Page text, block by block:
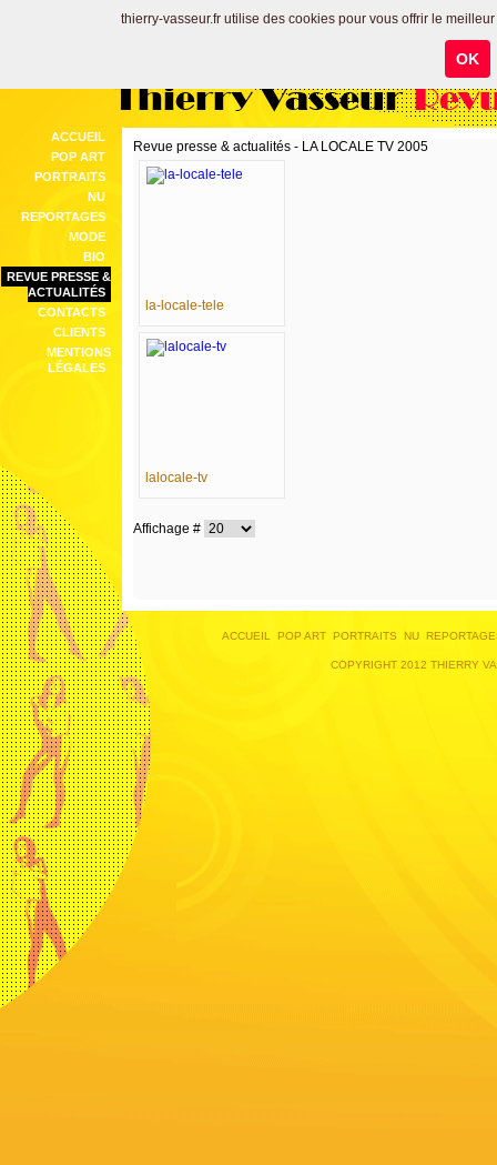
Thierry Vasseur
ACCUEIL
POP ART
PORTRAITS
NU
REPORTAGES
MODE
BIO
REVUE PRESSE &
ACTUALITÉS
CONTACTS
CLIENTS
MENTIONS
LÉGALES
Revue presse & actualités - LA LOCALE TV 2005
la-locale-tele
lalocale-tv
Affichage #
ACCUEIL POP ART PORTRAITS NU
COPYRIGHT 2012 THIERRY
thierry-vasseur.fr utilise des cookies pour vous offrir le
OK